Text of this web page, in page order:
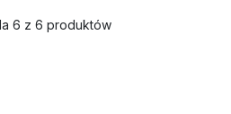
6 z 6 produktów